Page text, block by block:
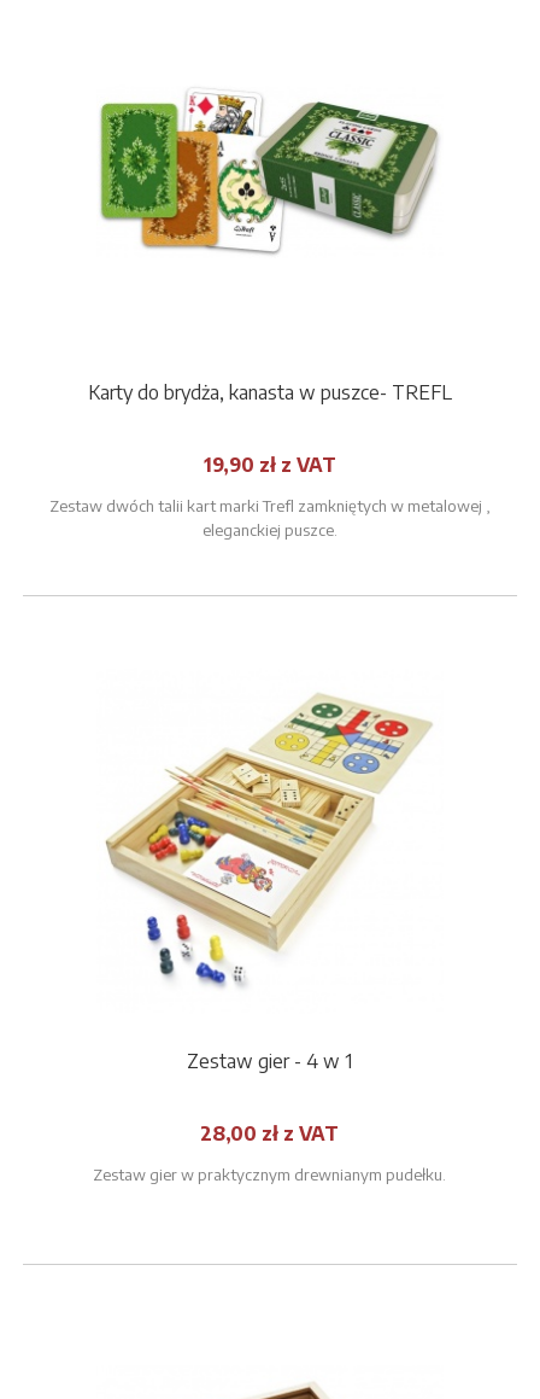
Karty do brydża, kanasta w puszce- TREFL
19,90 zł z VAT
Zestaw dwóch talii kart marki Trefl zamkniętych w metalowej ,
eleganckiej puszce.
Zestaw gier - 4 w 1
28,00 zł z VAT
Zestaw gier w praktycznym drewnianym pudełku.